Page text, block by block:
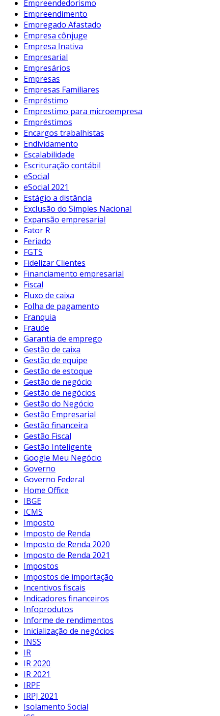
Empreendedorismo
Empreendimento
Empregado Afastado
Empresa cônjuge
Empresa Inativa
Empresarial
Empresários
Empresas
Empresas Familiares
Empréstimo
Emprestimo para microempresa
Empréstimos
Encargos trabalhistas
Endividamento
Escalabilidade
Escrituração contábil
eSocial
eSocial 2021
Estágio a distância
Exclusão do Simples Nacional
Expansão empresarial
Fator R
Feriado
FGTS
Fidelizar Clientes
Financiamento empresarial
Fiscal
Fluxo de caixa
Folha de pagamento
Franquia
Fraude
Garantia de emprego
Gestão de caixa
Gestão de equipe
Gestão de estoque
Gestão de negócio
Gestão de negócios
Gestão do Negócio
Gestão Empresarial
Gestão financeira
Gestão Fiscal
Gestão Inteligente
Google Meu Negócio
Governo
Governo Federal
Home Office
IBGE
ICMS
Imposto
Imposto de Renda
Imposto de Renda 2020
Imposto de Renda 2021
Impostos
Impostos de importação
Incentivos fiscais
Indicadores financeiros
Infoprodutos
Informe de rendimentos
Inicialização de negócios
INSS
IR
IR 2020
IR 2021
IRPF
IRPJ 2021
Isolamento Social